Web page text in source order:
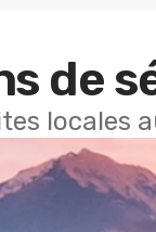
de
locales